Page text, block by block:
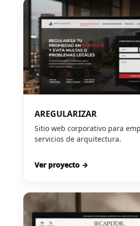
AREGULARIZAR
Sitio web corporativo para
servicios de arquitectura.
Ver proyecto →